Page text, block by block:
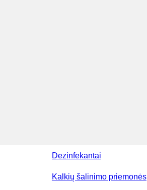
Dezinfekantai
Kalkių šalinimo priemonės